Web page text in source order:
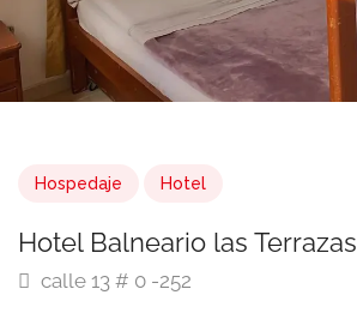
Hospedaje Hotel
Hotel Balneario las Terrazas
calle 13 # 0 -252